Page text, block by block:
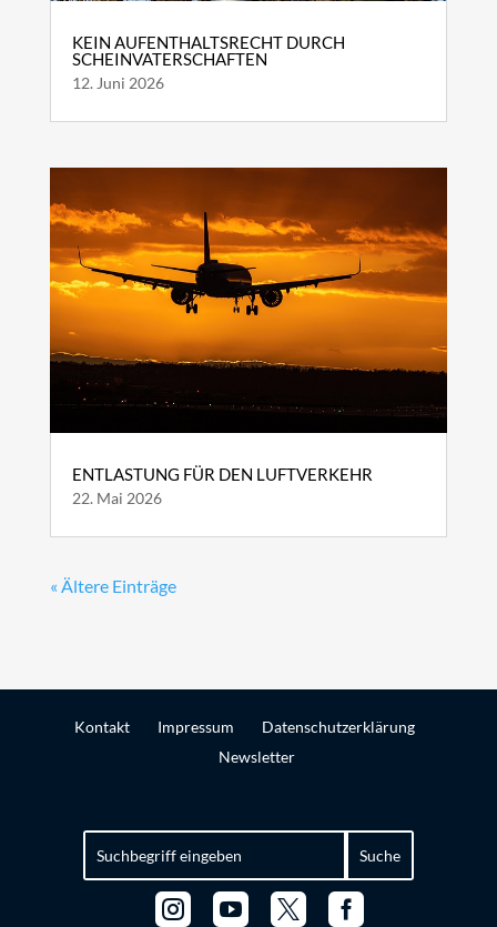
KEIN AUFENTHALTSRECHT DURCH
SCHEINVATERSCHAFTEN
12. Juni 2026
ENTLASTUNG FÜR DEN LUFTVERKEHR
22. Mai 2026
« Ältere Einträge
Kontakt Impressum
Datenschutzerklärung
Newsletter
nach:
   